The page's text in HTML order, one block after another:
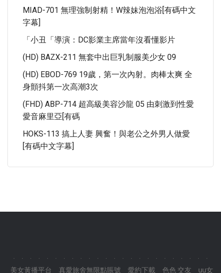
MIAD-701 無理強制射精！W辣妹泡泡浴[有碼中文
字幕]
「小丑「導演：DC影業主席當年沒看懂影片
(HD) BAZX-211 無套中出巨乳制服美少女 09
(HD) EBOD-769 19歲，第一次內射。肉棒太爽 全
身顫抖第一次高潮3次
(FHD) ABP-714 超高級美容沙龍 05 由刺激到性愛
愛音麻里亞[有碼
HOKS-113 搞上人妻 興奮！與老公之外男人做愛
[有碼中文字幕]
美女黃播平台
真愛旅舍無限點賬號 愛約下載 色色 交友 uu女